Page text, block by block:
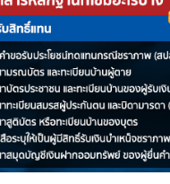
จ หรือ เงินบำนาญ
เงินก้อนครั้งเดียว